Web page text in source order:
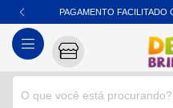
PAGAMENTO FACILITADO